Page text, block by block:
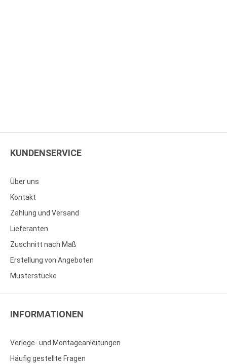
KUNDENSERVICE
Über uns
Kontakt
Zahlung und Versand
Lieferanten
Zuschnitt nach Maß
Erstellung von Angeboten
Musterstücke
INFORMATIONEN
Verlege- und Montageanleitungen
Häufig gestellte Fragen